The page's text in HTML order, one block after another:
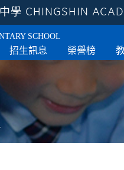
學 CHINGSHIN
SCHOOL
招生訊息 榮譽榜